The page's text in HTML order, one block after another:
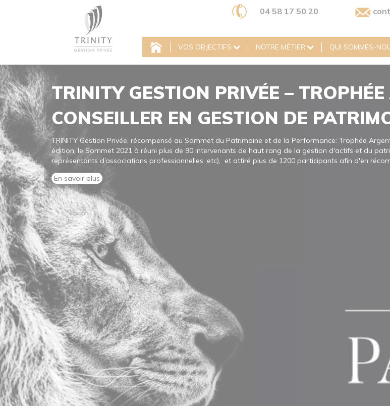
04 58 17 50 20
VOS OBJECTIFS NOTRE MÉTIER QUI SOMMES-
TRINITY GESTION PRIVÉE –
CONSEILLER EN GESTION DE
TRINITY Gestion Privée, récompensé au Sommet du Patrimoine et de la Performance: Trophée
édition, le Sommet 2021 à réuni plus de 90 intervenants de haut rang de la gestion d'actifs et du
représentants d’associations professionnelles, etc), et attiré plus de 1200 participants afin d'en
En savoir plus